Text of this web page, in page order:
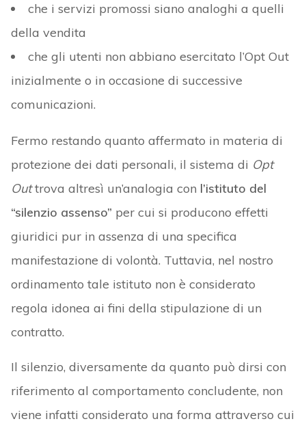
che i servizi promossi siano analoghi a quelli
della vendita
che gli utenti non abbiano esercitato l’Opt Out
inizialmente o in occasione di successive
comunicazioni.
Fermo restando quanto affermato in materia di
protezione dei dati personali, il sistema di Opt
Outtrova altresì un’analogia con l’istituto del
“silenzio assenso” per cui si producono effetti
giuridici pur in assenza di una specifica
manifestazione di volontà. Tuttavia, nel nostro
ordinamento tale istituto non è considerato
regola idonea ai fini della stipulazione di un
contratto.
Il silenzio, diversamente da quanto può dirsi con
riferimento al comportamento concludente, non
viene infatti considerato una forma attraverso cui